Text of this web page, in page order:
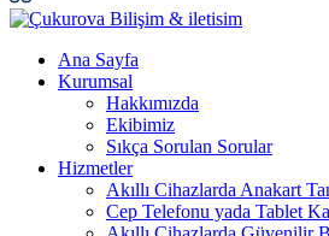
Ana Sayfa
Kurumsal
Hakkımızda
Ekibimiz
Sıkça Sorulan Sorular
Hizmetler
Akıllı Cihazlarda Anakart
Cep Telefonu yada Tablet